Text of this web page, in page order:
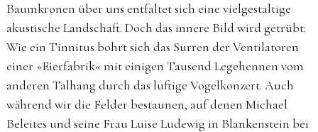
Baumkronen über uns entfaltet sich eine vielgestaltige
akustische Landschaft. Doch das innere Bild wird getrübt:
Wie ein Tinnitus bohrt sich das Surren der Ventilatoren
einer »Eierfabrik« mit einigen Tausend Legehennen vom
anderen Talhang durch das luftige Vogelkonzert. Auch
während wir die Felder bestaunen, auf denen Michael
Beleites und seine Frau Luise Ludewig in Blankenstein bei